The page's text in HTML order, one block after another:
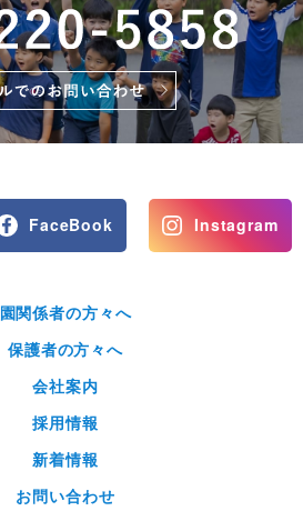
FaceBook Instagram
園関係者の方々へ
保護者の方々へ
会社案内
採用情報
新着情報
お問い合わせ